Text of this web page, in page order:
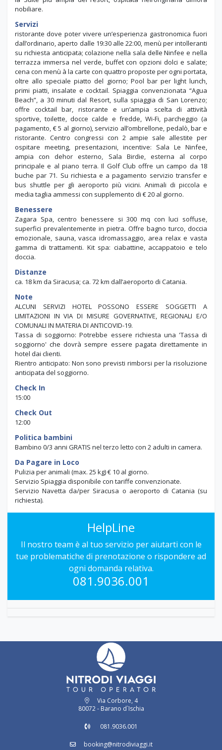
nobiliare.
Servizi
ristorante dove poter vivere un’esperienza gastronomica fuori
dall’ordinario, aperto dalle 19:30 alle 22:00, menù per intolleranti
su richiesta anticipata; colazione nella sala delle Ninfee e nella
terrazza immersa nel verde, buffet con opzioni dolci e salate;
cena con menù à la carte con quattro proposte per ogni portata,
oltre allo speciale piatto del giorno; Pool bar per light lunch,
primi piatti, insalate e cocktail. Spiaggia convenzionata “Agua
Beach”, a 30 minuti dal Resort, sulla spiaggia di San Lorenzo;
offre cocktail bar, ristorante e un’ampia scelta di attività
sportive, toilette, docce calde e fredde, Wi-Fi, parcheggio (a
pagamento, € 5 al giorno), servizio all’ombrellone, pedalò, bar e
ristorante. Centro congressi con 2 ampie sale allestite per
ospitare meeting, presentazioni, incentive: Sala Le Ninfee,
ampia con dehor esterno, Sala Birdie, esterna al corpo
principale e al piano terra. Il Golf Club offre un campo da 18
buche par 71. Su richiesta e a pagamento servizio transfer e
bus shuttle per gli aeroporto più vicini. Animali di piccola e
media taglia ammessi con supplemento di € 20 al giorno.
Benessere
Zagara Spa, centro benessere si 300 mq con luci soffuse,
superfici prevalentemente in pietra. Offre bagno turco, doccia
emozionale, sauna, vasca idromassaggio, area relax e vasta
gamma di trattamenti. Kit spa: ciabattine, accappatoio e telo
doccia.
Distanze
ca. 18 km da Siracusa; ca. 72 km dall’aeroporto di Catania.
Note
ALCUNI SERVIZI HOTEL POSSONO ESSERE SOGGETTI A
LIMITAZIONI IN VIA DI MISURE GOVERNATIVE, REGIONALI E/O
COMUNALI IN MATERIA DI ANTICOVID-19.
Tassa di soggiorno: Potrebbe essere richiesta una 'Tassa di
soggiorno' che dovrà sempre essere pagata direttamente in
hotel dai clienti.
Rientro anticipato: Non sono previsti rimborsi per la risoluzione
anticipata del soggiorno.
Check In
15:00
Check Out
12:00
Politica bambini
Bambino 0/3 anni GRATIS nel terzo letto con 2 adulti in camera.
Da Pagare in Loco
Pulizia per animali (max. 25 kg) € 10 al giorno.
Servizio Spiaggia disponibile con tariffe convenzionate.
Servizio Navetta da/per Siracusa o aeroporto di Catania (su
richiesta).
HelpLine
Il nostro team è al tuo servizio per aiutarti con le
tue problematiche di prenotazione o rispondere ad
ogni domanda relativa.
081.9036.001
Via Corbore, 4
80072 - Barano d`Ischia
081.9036.001
booking@nitrodiviaggi.it